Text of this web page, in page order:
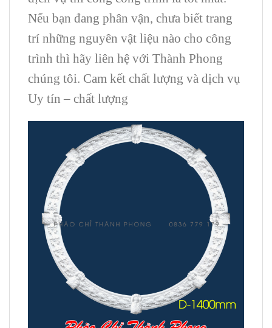
Nếu bạn đang phân vận, chưa biết trang
trí những nguyên vật liệu nào cho công
trình thì hãy liên hệ với Thành Phong
chúng tôi. Cam kết chất lượng và dịch vụ
Uy tín – chất lượng